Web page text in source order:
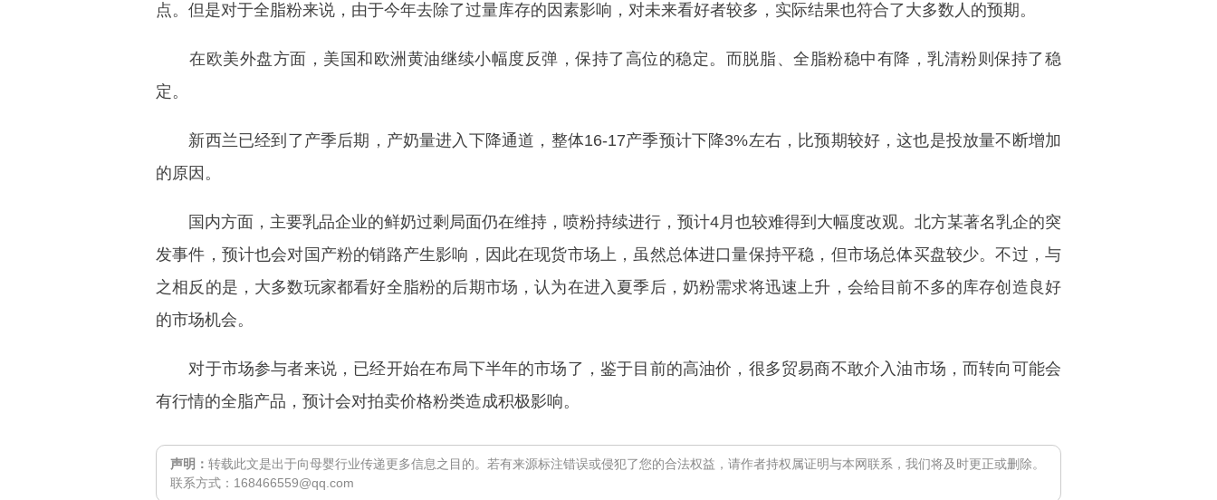
点。但是对于全脂粉来说，由于今年去除了过量库存的因素影响，对未来看好者较多，实际结果也符合了大多数人的预期。
在欧美外盘方面，美国和欧洲黄油继续小幅度反弹，保持了高位的稳定。而脱脂、全脂粉稳中有降，乳清粉则保持了稳
定。
新西兰已经到了产季后期，产奶量进入下降通道，整体16-17产季预计下降3%左右，比预期较好，这也是投放量不断增加
的原因。
国内方面，主要乳品企业的鲜奶过剩局面仍在维持，喷粉持续进行，预计4月也较难得到大幅度改观。北方某著名乳企的突
发事件，预计也会对国产粉的销路产生影响，因此在现货市场上，虽然总体进口量保持平稳，但市场总体买盘较少。不过，与
之相反的是，大多数玩家都看好全脂粉的后期市场，认为在进入夏季后，奶粉需求将迅速上升，会给目前不多的库存创造良好
的市场机会。
对于市场参与者来说，已经开始在布局下半年的市场了，鉴于目前的高油价，很多贸易商不敢介入油市场，而转向可能会
有行情的全脂产品，预计会对拍卖价格粉类造成积极影响。
声明： 转载此文是出于向母婴行业传递更多信息之目的。若有来源标注错误或侵犯了您的合法权益，请作者持权属证明与本网联系，我们将及时更正或删除。
联系方式：168466559@qq.com